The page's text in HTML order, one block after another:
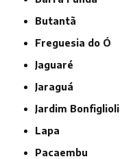
Butantã
Freguesia do Ó
Jaguaré
Jaraguá
Jardim Bonfiglioli
Lapa
Pacaembu